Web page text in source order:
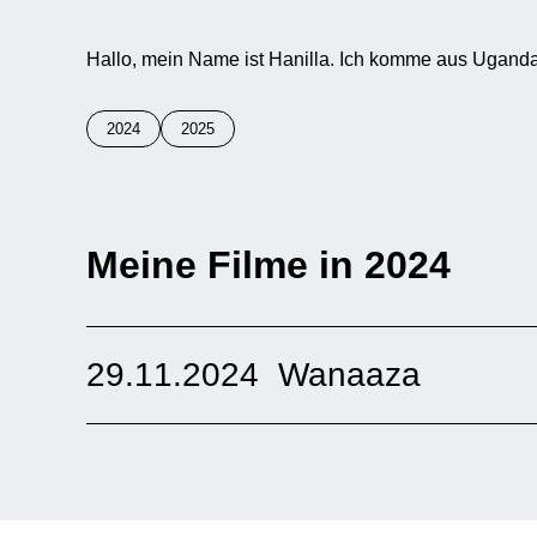
Hallo, mein Name ist Hanilla. Ich komme aus
2024 2025
Meine Filme in 2024
29.11.2024 Wanaaza
einen Neuanfang inspiriert und es hat eine sehr